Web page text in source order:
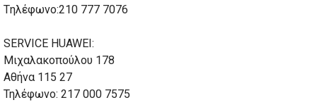
Tηλέφωνο:210 777 7076
SERVICE HUAWEI:
Μιχαλακοπούλου 178
Αθήνα 115 27
Τηλέφωνο: 217 000 7575